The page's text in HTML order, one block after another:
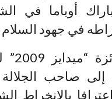
أوباما في
في جهود
وعادت
إلى صاحب
بالانخراط